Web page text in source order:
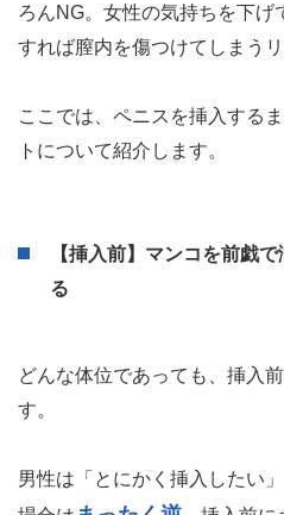
ろんNG。女性の気持ちを下げ
すれば膣内を傷つけてしまう
ここでは、ペニスを挿入する
トについて紹介します。
【挿入前】マンコを前戯
る